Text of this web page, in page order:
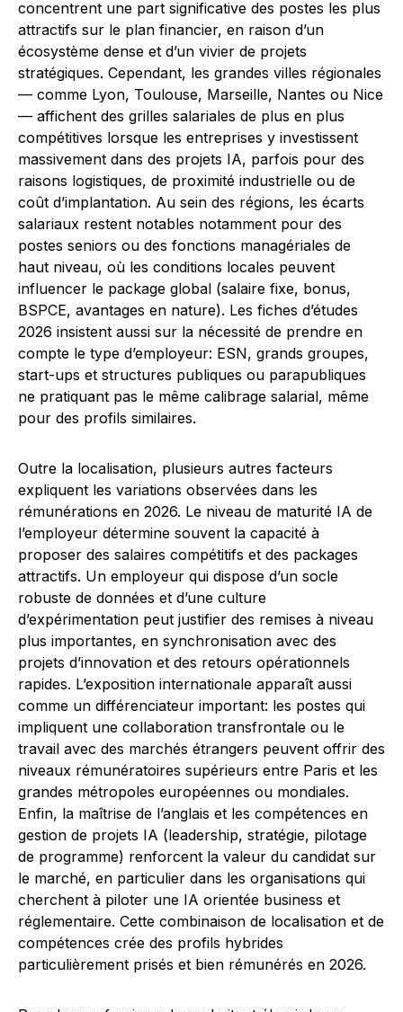
concentrent une part significative des postes les plus
attractifs sur le plan financier, en raison d’un
écosystème dense et d’un vivier de projets
stratégiques. Cependant, les grandes villes régionales
— comme Lyon, Toulouse, Marseille, Nantes ou Nice
— affichent des grilles salariales de plus en plus
compétitives lorsque les entreprises y investissent
massivement dans des projets IA, parfois pour des
raisons logistiques, de proximité industrielle ou de
coût d’implantation. Au sein des régions, les écarts
salariaux restent notables notamment pour des
postes seniors ou des fonctions managériales de
haut niveau, où les conditions locales peuvent
influencer le package global (salaire fixe, bonus,
BSPCE, avantages en nature). Les fiches d’études
2026 insistent aussi sur la nécessité de prendre en
compte le type d’employeur: ESN, grands groupes,
start-ups et structures publiques ou parapubliques
ne pratiquant pas le même calibrage salarial, même
pour des profils similaires.
Outre la localisation, plusieurs autres facteurs
expliquent les variations observées dans les
rémunérations en 2026. Le niveau de maturité IA de
l’employeur détermine souvent la capacité à
proposer des salaires compétitifs et des packages
attractifs. Un employeur qui dispose d’un socle
robuste de données et d’une culture
d’expérimentation peut justifier des remises à niveau
plus importantes, en synchronisation avec des
projets d’innovation et des retours opérationnels
rapides. L’exposition internationale apparaît aussi
comme un différenciateur important: les postes qui
impliquent une collaboration transfrontale ou le
travail avec des marchés étrangers peuvent offrir des
niveaux rémunératoires supérieurs entre Paris et les
grandes métropoles européennes ou mondiales.
Enfin, la maîtrise de l’anglais et les compétences en
gestion de projets IA (leadership, stratégie, pilotage
de programme) renforcent la valeur du candidat sur
le marché, en particulier dans les organisations qui
cherchent à piloter une IA orientée business et
réglementaire. Cette combinaison de localisation et de
compétences crée des profils hybrides
particulièrement prisés et bien rémunérés en 2026.